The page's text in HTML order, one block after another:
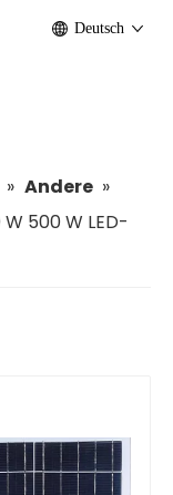
Deutsch
» Andere »
500 W LED-